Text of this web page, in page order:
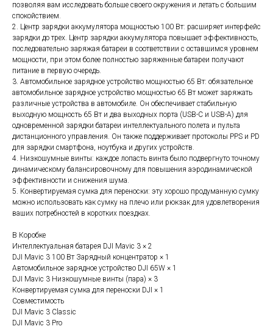
позволяя вам исследовать больше своего окружения и летать с большим
спокойствием.
2. Центр зарядки аккумулятора мощностью 100 Вт: расширяет интерфейс
зарядки до трех. Центр зарядки аккумулятора повышает эффективность,
последовательно заряжая батареи в соответствии с оставшимся уровнем
мощности, при этом более полностью заряженные батареи получают
питание в первую очередь.
3. Автомобильное зарядное устройство мощностью 65 Вт: обязательное
автомобильное зарядное устройство мощностью 65 Вт может заряжать
различные устройства в автомобиле. Он обеспечивает стабильную
выходную мощность 65 Вт и два выходных порта (USB-C и USB-A) для
одновременной зарядки батареи интеллектуального полета и пульта
дистанционного управления. Он также поддерживает протоколы PPS и PD
для зарядки смартфона, ноутбука и других устройств.
4. Низкошумные винты: каждое лопасть винта было подвергнуто точному
динамическому балансировочному для повышения аэродинамической
эффективности и снижения шума.
5. Конвертируемая сумка для переноски: эту хорошо продуманную сумку
можно использовать как сумку на плечо или рюкзак для удовлетворения
ваших потребностей в коротких поездках.
В Коробке
Интеллектуальная батарея DJI Mavic 3 × 2
DJI Mavic 3 100 Вт Зарядный концентратор × 1
Автомобильное зарядное устройство DJI 65W × 1
DJI Mavic 3 Низкошумные винты (пара) × 3
Конвертируемая сумка для переноски DJI × 1
Совместимость
DJI Mavic 3 Classic
DJI Mavic 3 Pro
Топ продаж